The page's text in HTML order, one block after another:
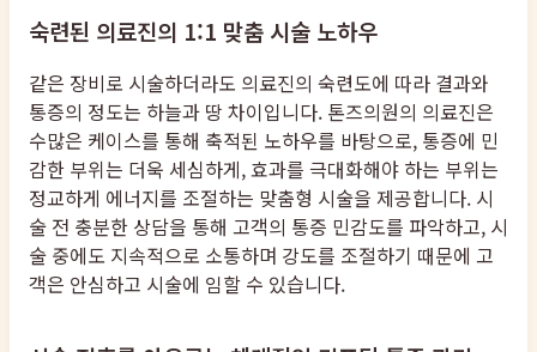
숙련된 의료진의 1:1 맞춤 시술 노하우
같은 장비로 시술하더라도 의료진의 숙련도에 따라 결과와
통증의 정도는 하늘과 땅 차이입니다. 톤즈의원의 의료진은
수많은 케이스를 통해 축적된 노하우를 바탕으로, 통증에 민
감한 부위는 더욱 세심하게, 효과를 극대화해야 하는 부위는
정교하게 에너지를 조절하는 맞춤형 시술을 제공합니다. 시
술 전 충분한 상담을 통해 고객의 통증 민감도를 파악하고, 시
술 중에도 지속적으로 소통하며 강도를 조절하기 때문에 고
객은 안심하고 시술에 임할 수 있습니다.